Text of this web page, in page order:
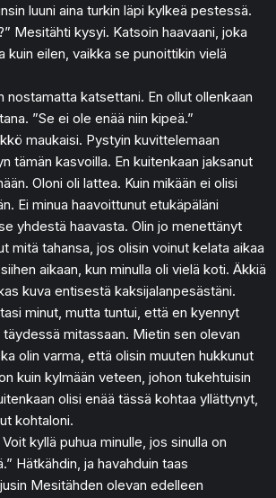
luuni aina turkin läpi kylkeä pestessä.
Mesitähti kysyi. Katsoin haavaani, joka
kuin eilen, vaikka se punoittikin vielä
nostamatta katsettani. En ollut ollenkaan
”Se ei ole enää niin kipeä.”
maukaisi. Pystyin kuvittelemaan
tämän kasvoilla. En kuitenkaan jaksanut
Oloni oli lattea. Kuin mikään ei olisi
Ei minua haavoittunut etukäpäläni
yhdestä haavasta. Olin jo menettänyt
mitä tahansa, jos olisin voinut kelata aikaa
aikaan, kun minulla oli vielä koti. Äkkiä
kuva entisestä kaksijalanpesästäni.
minut, mutta tuntui, että en kyennyt
mitassaan. Mietin sen olevan
olin varma, että olisin muuten hukkunut
kuin kylmään veteen, johon tukehtuisin
olisi enää tässä kohtaa yllättynyt,
kohtaloni.
kyllä puhua minulle, jos sinulla on
Hätkähdin, ja havahduin taas
Mesitähden olevan edelleen